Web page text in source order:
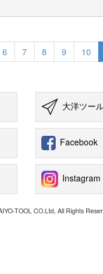
6 7 8 9 10
大洋ツー
Facebook
Instagram
TOOL CO.Ltd, All Rights